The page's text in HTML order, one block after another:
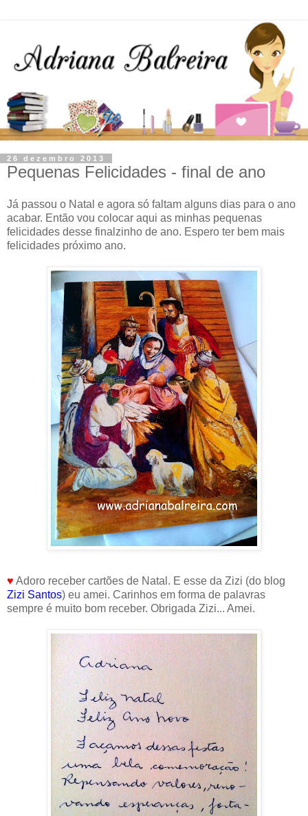
26 dezembro 2013
Pequenas Felicidades - final de ano
Já passou o Natal e agora só faltam alguns dias para o ano
acabar. Então vou colocar aqui as minhas pequenas
felicidades desse finalzinho de ano. Espero ter bem mais
felicidades próximo ano.
♥ Adoro receber cartões de Natal. E esse da Zizi (do blog
Zizi Santos) eu amei. Carinhos em forma de palavras
sempre é muito bom receber. Obrigada Zizi... Amei.